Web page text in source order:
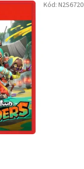
Kód: N2S6720